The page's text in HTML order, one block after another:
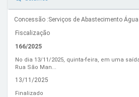
Concessão :Serviços de Abastecimento
Fiscalização
166/2025
No dia 13/11/2025, quinta-feira, em uma
Rua São Man...
13/11/2025
Finalizado